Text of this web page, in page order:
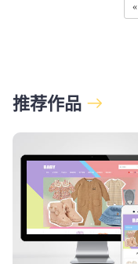
«
推荐作品